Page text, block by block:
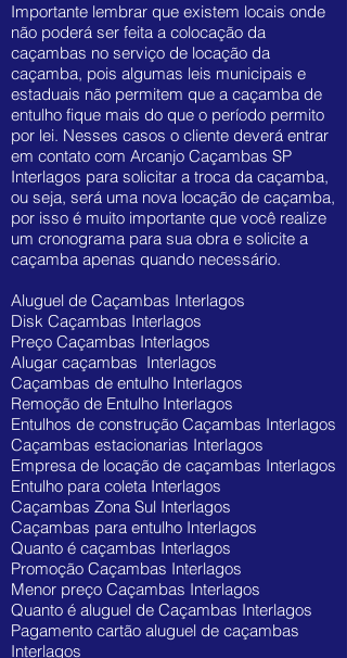
Importante lembrar que existem locais onde
não poderá ser feita a colocação da
caçambas no serviço de locação da
caçamba, pois algumas leis municipais e
estaduais não permitem que a caçamba de
entulho fique mais do que o período permito
por lei. Nesses casos o cliente deverá entrar
em contato com Arcanjo Caçambas SP
Interlagos para solicitar a troca da caçamba,
ou seja, será uma nova locação de caçamba,
por isso é muito importante que você realize
um cronograma para sua obra e solicite a
caçamba apenas quando necessário.
Aluguel de Caçambas Interlagos
Disk Caçambas Interlagos
Preço Caçambas Interlagos
Alugar caçambas Interlagos
Caçambas de entulho Interlagos
Remoção de Entulho Interlagos
Entulhos de construção Caçambas Interlagos
Caçambas estacionarias Interlagos
Empresa de locação de caçambas Interlagos
Entulho para coleta Interlagos
Caçambas Zona Sul Interlagos
Caçambas para entulho Interlagos
Quanto é caçambas Interlagos
Promoção Caçambas Interlagos
Menor preço Caçambas Interlagos
Quanto é aluguel de Caçambas Interlagos
Pagamento cartão aluguel de caçambas
Interlagos